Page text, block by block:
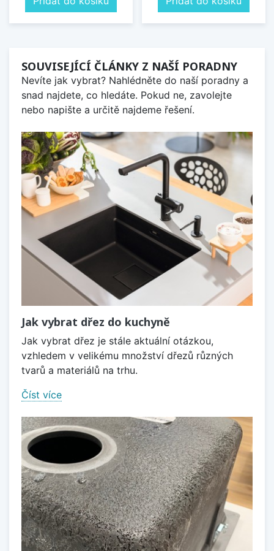
SOUVISEJÍCÍ ČLÁNKY Z NAŠÍ PORADNY
Nevíte jak vybrat? Nahlédněte do naší poradny a
snad najdete, co hledáte. Pokud ne, zavolejte
nebo napište a určitě najdeme řešení.
Jak vybrat dřez do kuchyně
Jak vybrat dřez je stále aktuální otázkou,
vzhledem v velikému množství dřezů různých
tvarů a materiálů na trhu.
Číst více